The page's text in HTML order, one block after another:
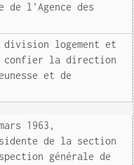
l'Agence des
division logement et
confier la direction
et de
1963,
de la section
générale de